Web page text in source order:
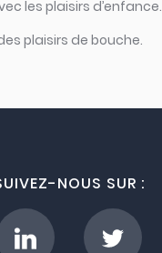
les plaisirs d’enfance.
plaisirs de bouche.
NOUS SUR :